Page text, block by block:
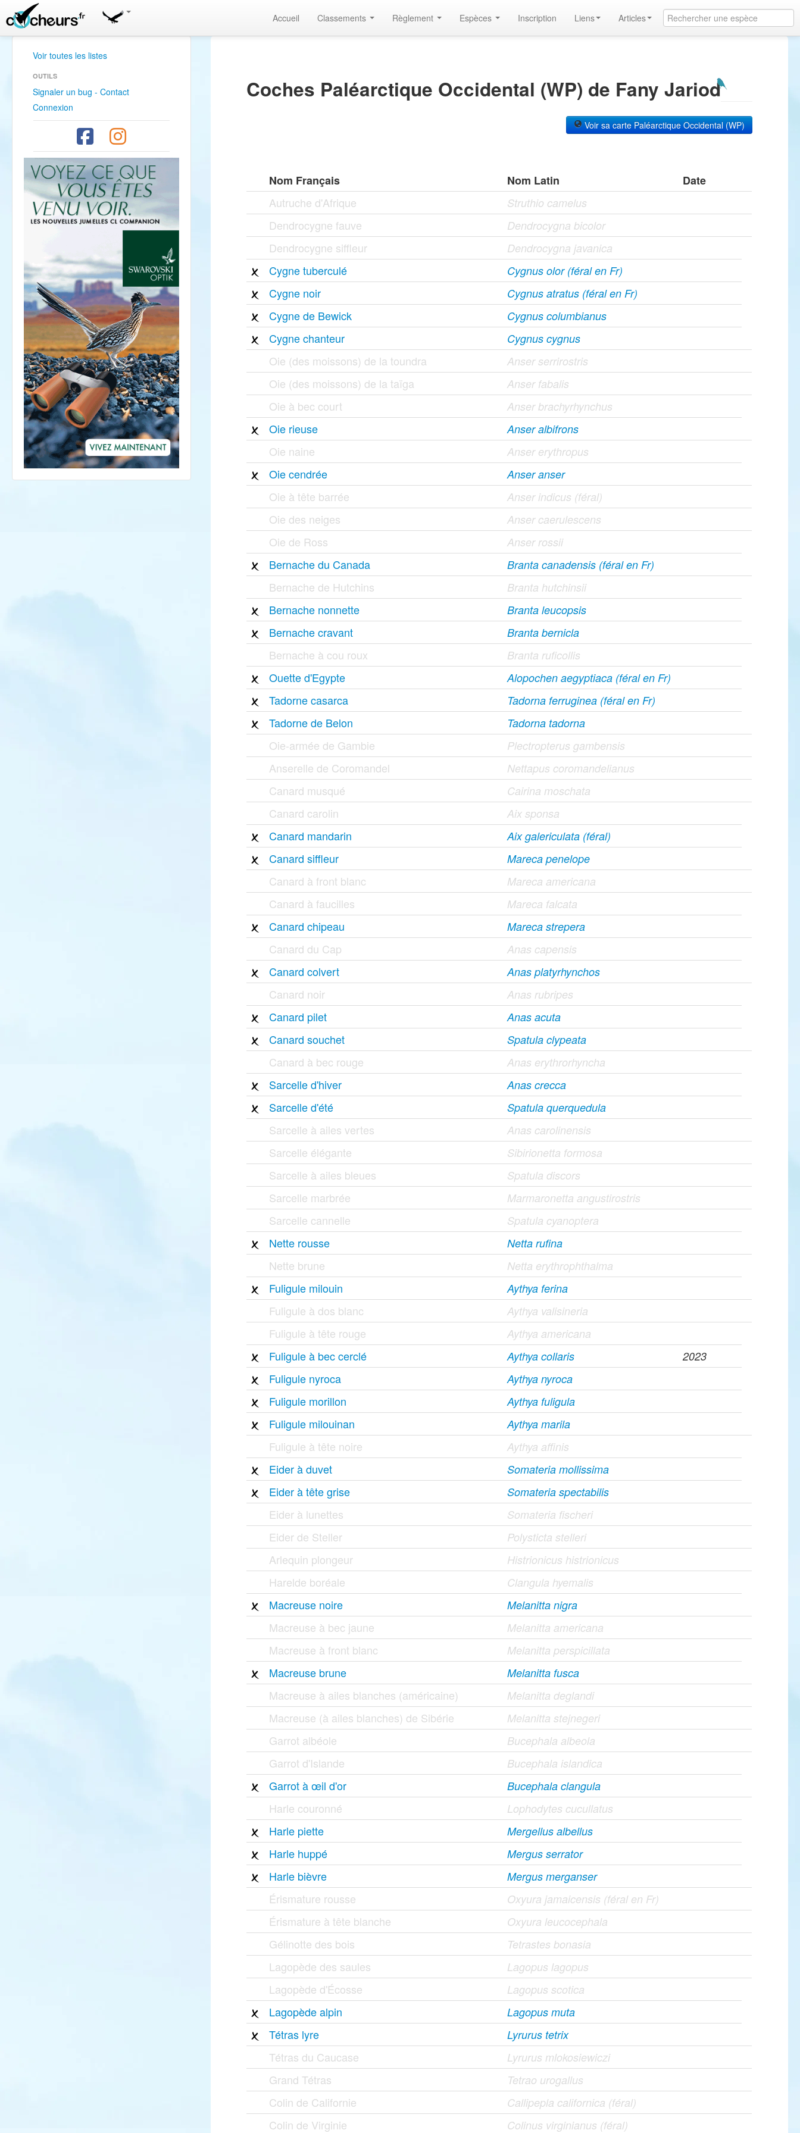
Accueil Classements Règlement Espèces Inscription Liens Articles
Voir toutes les listes
OUTILS
Signaler un bug - Contact
Connexion
Coches Paléarctique Occidental (WP) de Fany Jariod
Voir sa carte Paléarctique Occidental (WP)
Nom Français Nom Latin
Date
Autruche d'Afrique
Struthio camelus
Dendrocygne fauve Dendrocygna bicolor
Dendrocygne siffleur Dendrocygna javanica
Cygne tuberculé Cygnus olor (féral en Fr)
Cygne noir Cygnus atratus (féral en Fr)
Cygne de Bewick Cygnus columbianus
Cygne chanteur Cygnus cygnus
Oie (des moissons) de la toundra Anser serrirostris
Oie (des moissons) de la taïga Anser fabalis
Oie à bec court Anser brachyrhynchus
Oie rieuse Anser albifrons
Oie naine Anser erythropus
Oie cendrée Anser anser
Oie à tête barrée Anser indicus (féral)
Oie des neiges Anser caerulescens
Oie de Ross Anser rossii
Bernache du Canada Branta canadensis (féral en Fr)
Bernache de Hutchins Branta hutchinsii
Bernache nonnette Branta leucopsis
Bernache cravant Branta bernicla
Bernache à cou roux Branta ruficollis
Ouette d'Egypte Alopochen aegyptiaca (féral en Fr)
Tadorne casarca Tadorna ferruginea (féral en Fr)
Tadorne de Belon Tadorna tadorna
Oie-armée de Gambie Plectropterus gambensis
Anserelle de Coromandel Nettapus coromandelianus
Canard musqué Cairina moschata
Canard carolin Aix sponsa
Canard mandarin Aix galericulata (féral)
Canard siffleur Mareca penelope
Canard à front blanc Mareca americana
Canard à faucilles Mareca falcata
Canard chipeau Mareca strepera
Canard du Cap Anas capensis
Canard colvert Anas platyrhynchos
Canard noir Anas rubripes
Canard pilet Anas acuta
Canard souchet Spatula clypeata
Canard à bec rouge Anas erythrorhyncha
Sarcelle d'hiver Anas crecca
Sarcelle d'été Spatula querquedula
Sarcelle à ailes vertes Anas carolinensis
Sarcelle élégante Sibirionetta formosa
Sarcelle à ailes bleues Spatula discors
Sarcelle marbrée Marmaronetta angustirostris
Sarcelle cannelle Spatula cyanoptera
Nette rousse Netta rufina
Nette brune Netta erythrophthalma
Fuligule milouin Aythya ferina
Fuligule à dos blanc Aythya valisineria
Fuligule à tête rouge Aythya americana
Fuligule à bec cerclé Aythya collaris 2023
Fuligule nyroca Aythya nyroca
Fuligule morillon Aythya fuligula
Fuligule milouinan Aythya marila
Fuligule à tête noire Aythya affinis
Eider à duvet Somateria mollissima
Eider à tête grise Somateria spectabilis
Eider à lunettes Somateria fischeri
Eider de Steller Polysticta stelleri
Arlequin plongeur Histrionicus histrionicus
Harelde boréale Clangula hyemalis
Macreuse noire Melanitta nigra
Macreuse à bec jaune Melanitta americana
Macreuse à front blanc Melanitta perspicillata
Macreuse brune Melanitta fusca
Macreuse à ailes blanches (américaine) Melanitta deglandi
Macreuse (à ailes blanches) de Sibérie Melanitta stejnegeri
Garrot albéole Bucephala albeola
Garrot d'Islande Bucephala islandica
Garrot à œil d'or Bucephala clangula
Harle couronné Lophodytes cucullatus
Harle piette Mergellus albellus
Harle huppé Mergus serrator
Harle bièvre Mergus merganser
Érismature rousse Oxyura jamaicensis (féral en Fr)
Érismature à tête blanche Oxyura leucocephala
Gélinotte des bois Tetrastes bonasia
Lagopède des saules Lagopus lagopus
Lagopède d'Écosse Lagopus scotica
Lagopède alpin Lagopus muta
Tétras lyre Lyrurus tetrix
Tétras du Caucase Lyrurus mlokosiewiczi
Grand Tétras Tetrao urogallus
Colin de Californie Callipepla californica (féral)
Colin de Virginie Colinus virginianus (féral)